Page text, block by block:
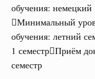
обучения:немецкий
Минимальный
обучения:летний
1 семестр Приём
семестр